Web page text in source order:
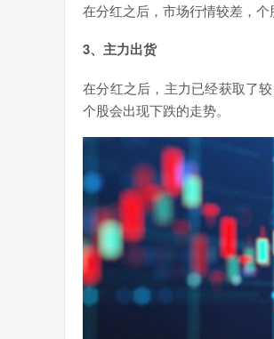
在分红之后，市场行情较差，个
3、主力出货
在分红之后，主力已经获取了
个股会出现下跌的走势。